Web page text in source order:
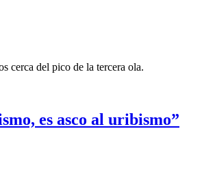
cerca del pico de la tercera ola.
es asco al uribismo”